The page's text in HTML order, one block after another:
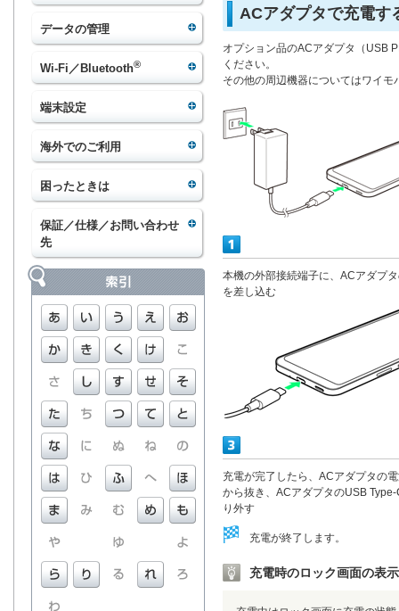
データの管理
Wi-Fi／Bluetooth®
端末設定
海外でのご利用
困ったときは
保証／仕様／お問い合わせ
先
ACアダプタで充電す
オプション品のACアダプタ（USB
ください。
その他の周辺機器についてはワイ
本機の外部接続端子に、ACアダプ
を差し込む
充電が完了したら、ACアダプタの
から抜き、ACアダプタのUSB
り外す
充電が終了します。
充電時のロック画面の表